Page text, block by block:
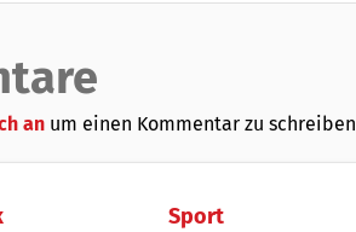
an um einen Kommentar zu schreiben
Sport